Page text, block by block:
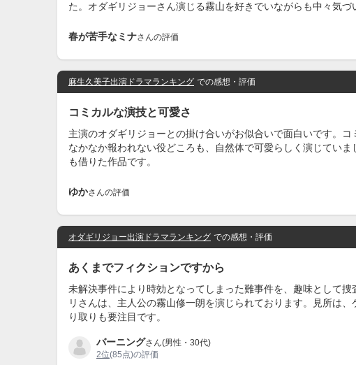
た。オダギリジョーさん演じる霧山を好きでいながらも中々気づ
春が苦手なミナさんの評価
麻生久美子出演ドラマランキング での感想・評価
コミカルな演技と可愛さ
主演のオダギリジョーとの掛け合いがお似合いで面白いです。
なかなか報われない役どころも、自然体で可愛らしく演じてい
も借りた作品です。
ゆかさんの評価
オダギリジョー出演ドラマランキング での感想・評価
あくまでフィクションですから
未解決事件により時効となってしまった難事件を、趣味として
リさんは、主人公の霧山修一朗を演じられております。見所は
り取りも要注目です。
バーニングさん(男性・30代)
2位(85点)の評価